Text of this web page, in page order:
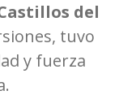
del
tuvo
y fuerza